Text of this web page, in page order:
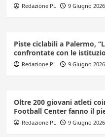
Redazione PL 9 Giugno 2026
Piste ciclabili a Palermo,
confrontate con le
Redazione PL 9 Giugno 2026
Oltre 200 giovani atleti
Football Center fanno il
Redazione PL 9 Giugno 2026